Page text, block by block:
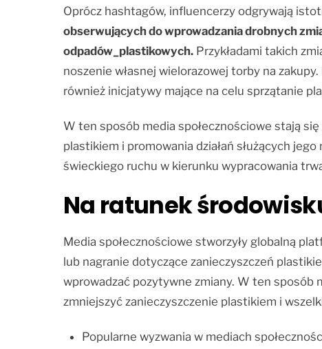
Oprócz hashtagów, influencerzy odgrywają
obserwujących do wprowadzania drobnych
odpadów_plastikowych. Przykładami takich
noszenie własnej wielorazowej torby na
również inicjatywy mające na celu sprzątanie
W ten sposób media społecznościowe stają
plastikiem i promowania działań służących
świeckiego ruchu w kierunku wypracowania
Na ratunek
Media społecznościowe stworzyły globalną
lub nagranie dotyczące zanieczyszczeń
wprowadzać pozytywne zmiany. W ten sposób
zmniejszyć zanieczyszczenie plastikiem i
Popularne wyzwania w mediach